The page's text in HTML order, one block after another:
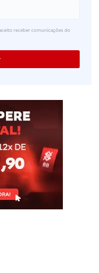
receber comunicações do